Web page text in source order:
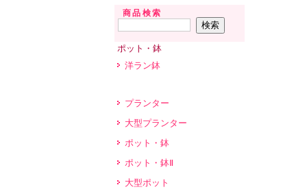
商品検索
ポット・鉢
洋ラン鉢
プランター
大型プランター
ポット・鉢
ポット・鉢Ⅱ
大型ポット